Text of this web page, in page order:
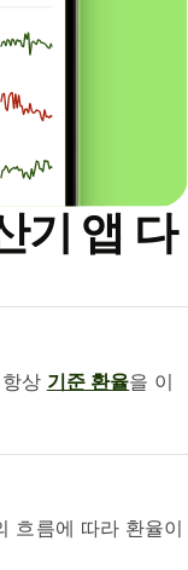
기 앱 다
상 기준 환율을 이
흐름에 따라 환율이